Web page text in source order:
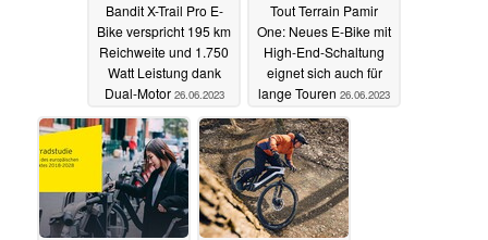
Bandit X-Trail Pro E-
Bike verspricht 195 km
Reichweite und 1.750
Watt Leistung dank
Dual-Motor 26.06.2023
Tout Terrain Pamir
One: Neues E-Bike mit
High-End-Schaltung
eignet sich auch für
lange Touren 26.06.2023